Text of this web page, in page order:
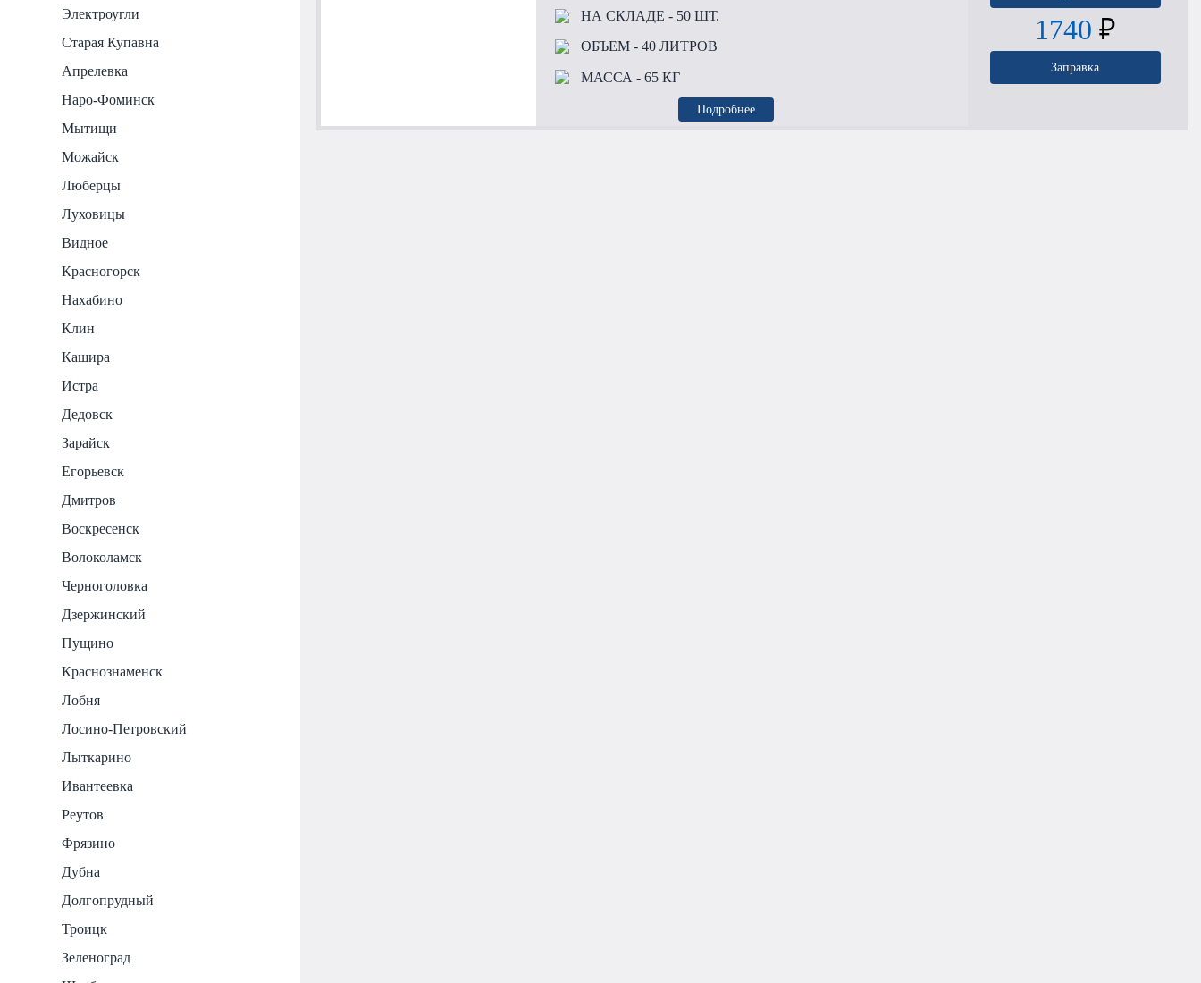
Электроугли
Старая Купавна
Апрелевка
Наро-Фоминск
Мытищи
Можайск
Люберцы
Луховицы
Видное
Красногорск
Нахабино
Клин
Кашира
Истра
Дедовск
Зарайск
Егорьевск
Дмитров
Воскресенск
Волоколамск
Черноголовка
Дзержинский
Пущино
Краснознаменск
Лобня
Лосино-Петровский
Лыткарино
Ивантеевка
Реутов
Фрязино
Дубна
Долгопрудный
Троицк
Зеленоград
НА СКЛАДЕ - 50 ШТ.
ОБЪЕМ- 40 ЛИТРОВ
МАССА - 65 КГ
Подробнее
1740 ₽
Заправка